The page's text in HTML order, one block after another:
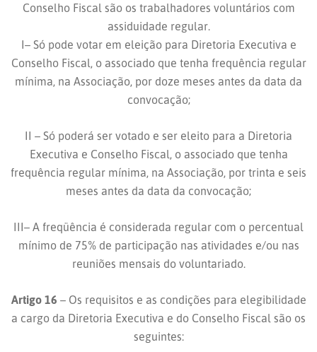
Conselho Fiscal são os trabalhadores voluntários com
assiduidade regular.
I– Só pode votar em eleição para Diretoria Executiva e
Conselho Fiscal, o associado que tenha frequência regular
mínima, na Associação, por doze meses antes da data da
convocação;
II – Só poderá ser votado e ser eleito para a Diretoria
Executiva e Conselho Fiscal, o associado que tenha
frequência regular mínima, na Associação, por trinta e seis
meses antes da data da convocação;
III– A freqüência é considerada regular com o percentual
mínimo de 75% de participação nas atividades e/ou nas
reuniões mensais do voluntariado.
Artigo 16 – Os requisitos e as condições para elegibilidade
a cargo da Diretoria Executiva e do Conselho Fiscal são os
seguintes: